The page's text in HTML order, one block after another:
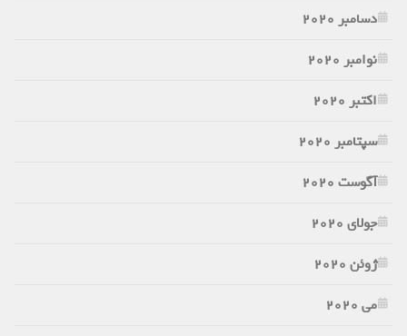
دسامبر 2020
نوامبر 2020
اکتبر 2020
سپتامبر 2020
آگوست 2020
جولای 2020
ژوئن 2020
می 2020